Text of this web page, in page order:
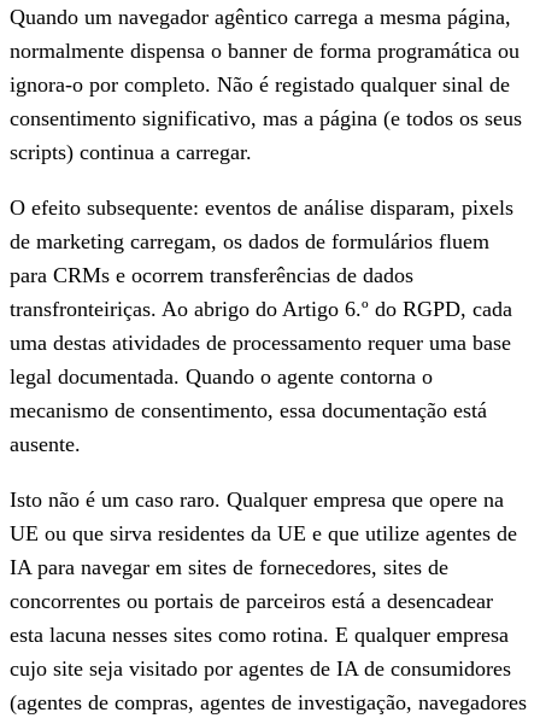
Quando um navegador agêntico carrega a mesma página,
normalmente dispensa o banner de forma programática ou
ignora-o por completo. Não é registado qualquer sinal de
consentimento significativo, mas a página (e todos os seus
scripts) continua a carregar.
O efeito subsequente: eventos de análise disparam, pixels
de marketing carregam, os dados de formulários fluem
para CRMs e ocorrem transferências de dados
transfronteiriças. Ao abrigo do Artigo 6.º do RGPD, cada
uma destas atividades de processamento requer uma base
legal documentada. Quando o agente contorna o
mecanismo de consentimento, essa documentação está
ausente.
Isto não é um caso raro. Qualquer empresa que opere na
UE ou que sirva residentes da UE e que utilize agentes de
IA para navegar em sites de fornecedores, sites de
concorrentes ou portais de parceiros está a desencadear
esta lacuna nesses sites como rotina. E qualquer empresa
cujo site seja visitado por agentes de IA de consumidores
(agentes de compras, agentes de investigação, navegadores